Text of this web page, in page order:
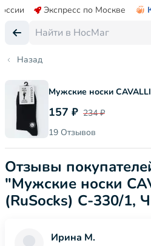
Экспресс по Москве
Назад
Мужские носки
157 ₽ 234 ₽
19 Отзывов
Отзывы
"Мужские носки
(RuSocks) С-330/1,
Ирина М.